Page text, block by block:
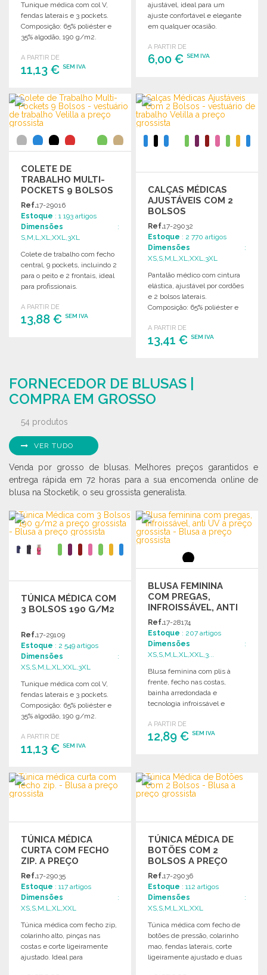
Tunique médica com col V,
fendas laterais e 3 pockets.
Composição: 65% poliéster e
35% algodão, 190 g/m2.
A PARTIR DE
11,13 € SEM IVA
ENCOMENDAR
Solicitar um orçamento
ajustável, ideal para um
ajuste confortável e elegante
em qualquer ocasião.
A PARTIR DE
6,00 €SEM IVA
Solicitar um orçamento
COLETE DE
TRABALHO MULTI-
POCKETS 9 BOLSOS
Ref.17-29016
Estoque : 1 193 artigos
Dimensões :
S,M,L,XL,XXL,3XL
Colete de trabalho com fecho
central, 9 pockets, incluindo 2
para o peito e 2 frontais, ideal
para profissionais.
A PARTIR DE
13,88 € SEM IVA
CALÇAS MÉDICAS
AJUSTÁVEIS COM 2
BOLSOS
Ref.17-29032
Estoque : 2 770 artigos
Dimensões :
XS,S,M,L,XL,XXL,3XL
Pantalão médico com cintura
elástica, ajustável por cordões
e 2 bolsos laterais.
Composição: 65% poliéster e
A PARTIR DE
13,41 €SEM IVA
Solicitar um orçamento
FORNECEDOR DE BLUSAS |
COMPRA EM GROSSO
54 produtos
VER TUDO
Venda por grosso de blusas. Melhores preços garantidos e
entrega rápida em 72 horas para a sua encomenda online de
blusa na Stocketik, o seu grossista generalista.
TÚNICA MÉDICA COM
3 BOLSOS 190 G/M2
Ref.17-29109
Estoque : 2 549 artigos
Dimensões :
XS,S,M,L,XL,XXL,3XL
Tunique médica com col V,
fendas laterais e 3 pockets.
Composição: 65% poliéster e
35% algodão, 190 g/m2.
A PARTIR DE
11,13 € SEM IVA
ENCOMENDAR
Solicitar um orçamento
BLUSA FEMININA
COM PREGAS,
INFROISSÁVEL, ANTI
UV
Ref.17-28174
Estoque : 207 artigos
Dimensões :
XS,S,M,L,XL,XXL,3...
Blusa feminina com plis à
frente, fecho nas costas,
bainha arredondada e
tecnologia infroissável e
rápida.
A PARTIR DE
12,89 €SEM IVA
Solicitar um orçamento
TÚNICA MÉDICA
CURTA COM FECHO
ZIP. A PREÇO
GROSSISTA
Ref.17-29035
Estoque : 117 artigos
Dimensões :
XS,S,M,L,XL,XXL
Túnica médica com fecho zip,
colarinho alto, pinças nas
costas e corte ligeiramente
ajustado. Ideal para
TÚNICA MÉDICA DE
BOTÕES COM 2
BOLSOS A PREÇO
GROSSISTA
Ref.17-29036
Estoque : 112 artigos
Dimensões :
XS,S,M,L,XL,XXL
Túnica médica com fecho de
botões de pressão, colarinho
mao, fendas laterais, corte
ligeiramente ajustado e duas